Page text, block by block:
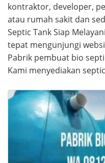
kontraktor, developer,
atau rumah sakit dan
Septic Tank Siap
tepat mengunjungi
Pabrik pembuat bio
Kami menyediakan